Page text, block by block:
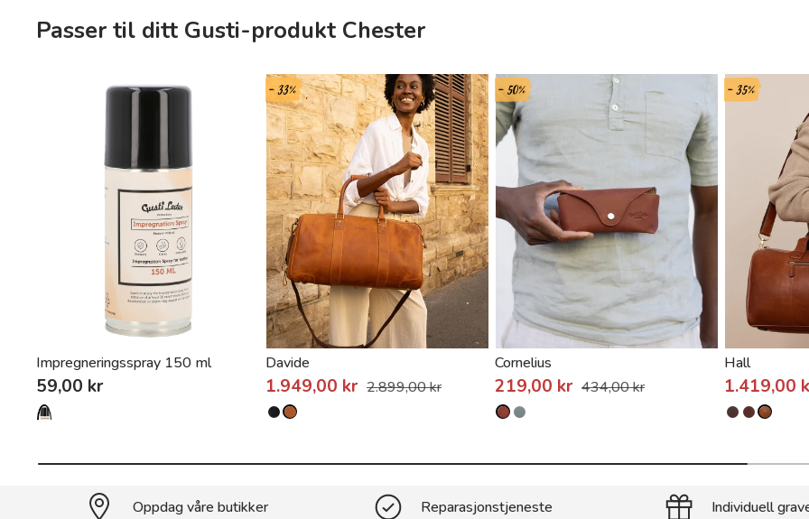
Passer til ditt Gusti-produkt Chester
Impregneringsspray 150 ml
59,00 kr
- 33%
Davide
1.949,00 kr 2.899,00 kr
- 50%
Cornelius
219,00 kr 434,00 kr
- 35%
Hall
1.419,00
Oppdag våre butikker Reparasjonstjeneste Individuell